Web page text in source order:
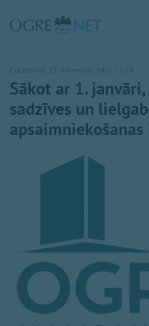
Ceturtdiena, 25. novembris, 2021 11:29
Sākot ar 1.
sadzīves un
apsaimniekošanas